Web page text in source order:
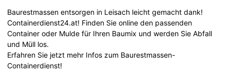
Baurestmassen entsorgen in Leisach leicht gemacht dank!
Containerdienst24.at! Finden Sie online den passenden
Container oder Mulde für Ihren Baumix und werden Sie Abfall
und Müll los.
Erfahren Sie jetzt mehr Infos zum Baurestmassen-
Containerdienst!